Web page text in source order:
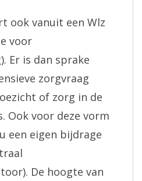
ook vanuit een Wlz
voor
Er is dan sprake
zorgvraag
of zorg in de
Ook voor deze vorm
een eigen bijdrage
De hoogte van